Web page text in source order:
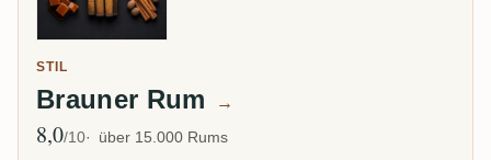
STIL
Brauner Rum →
Ø Bewertung
8,0/10 über 15.000 Rums